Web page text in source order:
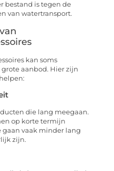
bestand is tegen de
van watertransport.
kan soms
aanbod. Hier zijn
die lang meegaan.
op korte termijn
vaak minder lang
zijn.